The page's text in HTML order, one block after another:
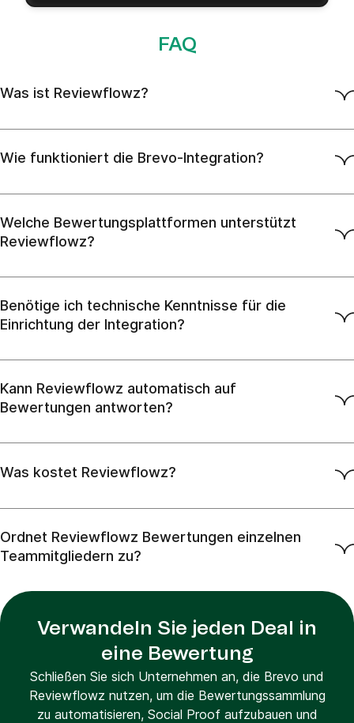
FAQ
Was ist Reviewflowz?
Wie funktioniert die Brevo-Integration?
Welche Bewertungsplattformen unterstützt
Reviewflowz?
Benötige ich technische Kenntnisse für die
Einrichtung der Integration?
Kann Reviewflowz automatisch auf
Bewertungen antworten?
Was kostet Reviewflowz?
Ordnet Reviewflowz Bewertungen einzelnen
Teammitgliedern zu?
Verwandeln Sie jeden Deal in
eine Bewertung
Schließen Sie sich Unternehmen an, die Brevo und
Reviewflowz nutzen, um die Bewertungssammlung
zu automatisieren, Social Proof aufzubauen und